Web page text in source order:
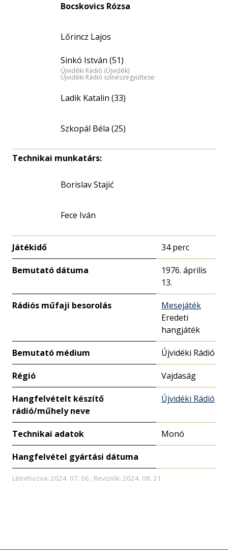
Bocskovics Rózsa
Lőrincz Lajos
Sinkó István (51)
Újvidéki Rádió (Újvidék)
Újvidéki Rádió színészegyüttese
Ladik Katalin (33)
Szkopál Béla (25)
Technikai munkatárs:
Borislav Stajić
Fece Iván
Játékidő 34 perc
Bemutató dátuma
1976. április
13.
Rádiós műfaji besorolás
Mesejáték
Eredeti
hangjáték
Bemutató médium Újvidéki Rádió
Régió Vajdaság
Hangfelvételt készítő
rádió/műhely neve
Újvidéki Rádió
Technikai adatok Monó
Hangfelvétel gyártási dátuma
Létrehozva: 2024. 07. 06.; Revíziók: 2024. 08. 21.